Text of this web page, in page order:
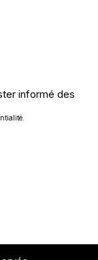
informé des